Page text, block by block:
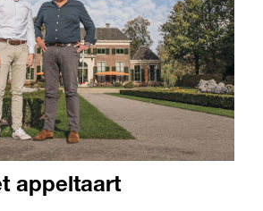
Scoren met appeltaart